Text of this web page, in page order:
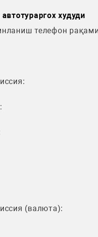
худуди
телефон
(валюта):